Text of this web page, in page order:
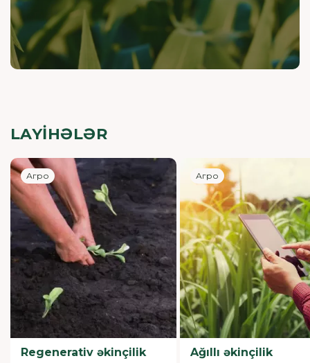
LAYİHƏLƏR
Агро
Regenerativ əkinçilik
Агро
Ağıllı əkinçilik